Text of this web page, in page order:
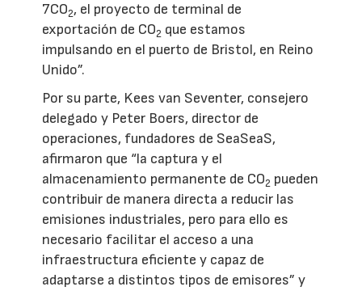
7CO2, el proyecto de terminal de
exportación de CO2 que estamos
impulsando en el puerto de Bristol, en Reino
Unido”.
Por su parte, Kees van Seventer, consejero
delegado y Peter Boers, director de
operaciones, fundadores de SeaSeaS,
afirmaron que “la captura y el
almacenamiento permanente de CO2 pueden
contribuir de manera directa a reducir las
emisiones industriales, pero para ello es
necesario facilitar el acceso a una
infraestructura eficiente y capaz de
adaptarse a distintos tipos de emisores” y